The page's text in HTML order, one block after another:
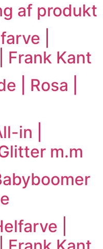
af produkt
|
Frank Kant
| Rosa |
in |
m.m
|